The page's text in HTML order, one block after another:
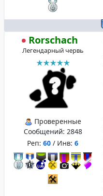
Rorschach
Легендарный червь
Проверенные
Сообщений: 2848
Реп: 60 / Инв: 6